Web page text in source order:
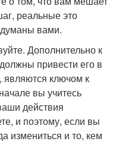
реальные это
вами.
Дополнительно к
привести его в
являются ключом к
вы учитесь
действия
и поэтому, если вы
измениться и то, кем